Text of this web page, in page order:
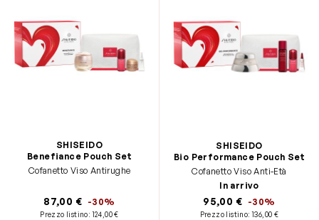
SHISEIDO
Benefiance Pouch Set
Cofanetto Viso Antirughe
87,00 € -30%
Prezzo listino:124,00 €
SHISEIDO
Bio Performance Pouch Set
Cofanetto Viso Anti-Età
In arrivo
95,00 € -30%
Prezzo listino:136,00 €